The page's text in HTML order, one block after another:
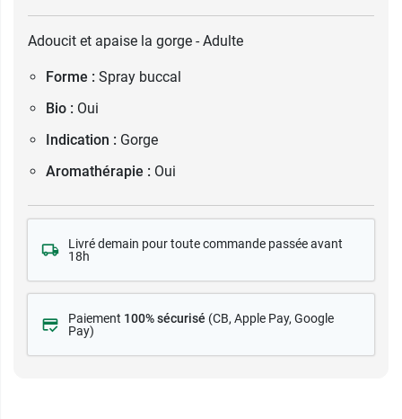
Adoucit et apaise la gorge - Adulte
Forme : Spray buccal
Bio : Oui
Indication : Gorge
Aromathérapie : Oui
Livré demain pour toute commande passée avant
18h
Paiement 100% sécurisé (CB, Apple Pay, Google
Pay)